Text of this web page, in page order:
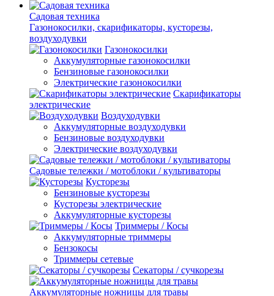
Садовая техника
Газонокосилки, скарификаторы, кусторезы,
воздуходувки
Газонокосилки
Аккумуляторные газонокосилки
Бензиновые газонокосилки
Электрические газонокосилки
Скарификаторы
электрические
Воздуходувки
Аккумуляторные воздуходувки
Бензиновые воздуходувки
Электрические воздуходувки
Садовые тележки / мотоблоки / культиваторы
Кусторезы
Бензиновые кусторезы
Кусторезы электрические
Аккумуляторные кусторезы
Триммеры / Косы
Аккумуляторные триммеры
Бензокосы
Триммеры сетевые
Секаторы / сучкорезы
Аккумуляторные ножницы для травы